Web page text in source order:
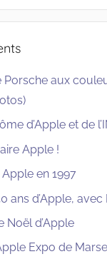
aux
d’Apple et de
Apple !
Apple en 1997
ans d’Apple,
Noël d’Apple
Expo de